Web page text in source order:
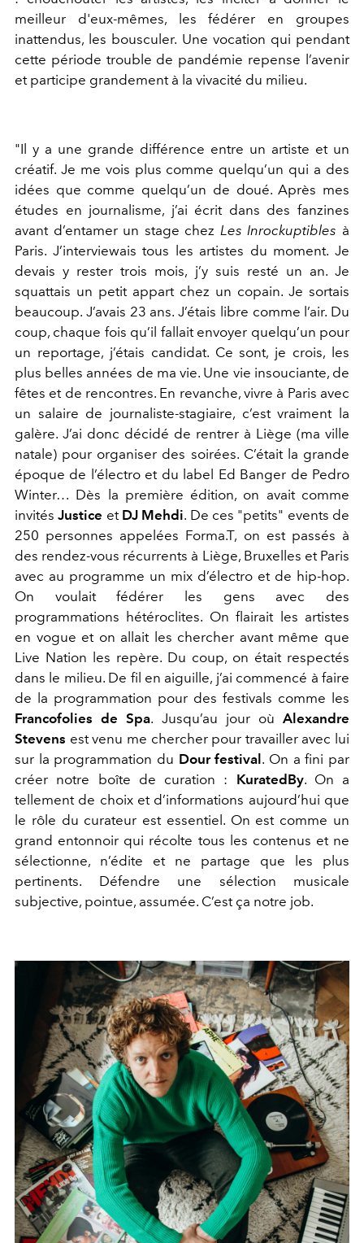
meilleur d'eux-mêmes, les fédérer en groupes
inattendus, les bousculer. Une vocation qui pendant
cette période trouble de pandémie repense l’avenir
et participe grandement à la vivacité du milieu.
"Il y a une grande différence entre un artiste et un
créatif. Je me vois plus comme quelqu’un qui a des
idées que comme quelqu’un de doué. Après mes
études en journalisme, j’ai écrit dans des fanzines
avant d’entamer un stage chez Les Inrockuptibles à
Paris. J’interviewais tous les artistes du moment. Je
devais y rester trois mois, j’y suis resté un an. Je
squattais un petit appart chez un copain. Je sortais
beaucoup. J’avais 23 ans. J’étais libre comme l’air. Du
coup, chaque fois qu’il fallait envoyer quelqu’un pour
un reportage, j’étais candidat. Ce sont, je crois, les
plus belles années de ma vie. Une vie insouciante, de
fêtes et de rencontres. En revanche, vivre à Paris avec
un salaire de journaliste-stagiaire, c’est vraiment la
galère. J’ai donc décidé de rentrer à Liège (ma ville
natale) pour organiser des soirées. C’était la grande
époque de l’électro et du label Ed Banger de Pedro
Winter… Dès la première édition, on avait comme
invitésJustice et DJ Mehdi. De ces "petits" events de
250 personnes appelées Forma.T, on est passés à
des rendez-vous récurrents à Liège, Bruxelles et Paris
avec au programme un mix d’électro et de hip-hop.
On voulait fédérer les gens avec des
programmations hétéroclites. On flairait les artistes
en vogue et on allait les chercher avant même que
Live Nation les repère. Du coup, on était respectés
dans le milieu. De fil en aiguille, j’ai commencé à faire
de la programmation pour des festivals comme les
Francofolies de Spa. Jusqu’au jour oùAlexandre
Stevens est venu me chercher pour travailler avec lui
sur la programmation du Dour festival . On a fini par
créer notre boîte de curation : KuratedBy. On a
tellement de choix et d’informations aujourd’hui que
le rôle du curateur est essentiel. On est comme un
grand entonnoir qui récolte tous les contenus et ne
sélectionne, n’édite et ne partage que les plus
pertinents. Défendre une sélection musicale
subjective, pointue, assumée. C’est ça notre job.